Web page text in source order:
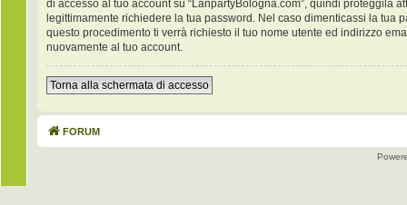
di accesso al tuo account su “LanpartyBologna.com”, quindi proteggila
legittimamente richiedere la tua password. Nel caso dimenticassi la tua
questo procedimento ti verrà richiesto il tuo nome utente ed indirizzo
nuovamente al tuo account.
Torna alla schermata di accesso
FORUM